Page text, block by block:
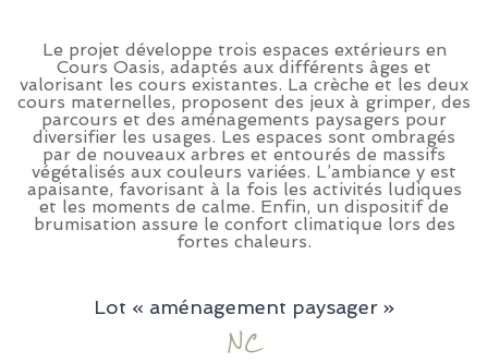
Le projet développe trois espaces extérieurs en
Cours Oasis, adaptés aux différents âges et
valorisant les cours existantes. La crèche et les deux
cours maternelles, proposent des jeux à grimper, des
parcours et des aménagements paysagers pour
diversifier les usages. Les espaces sont ombragés
par de nouveaux arbres et entourés de massifs
végétalisés aux couleurs variées. L’ambiance y est
apaisante, favorisant à la fois les activités ludiques
et les moments de calme. Enfin, un dispositif de
brumisation assure le confort climatique lors des
fortes chaleurs.
Lot « aménagement paysager »
NC